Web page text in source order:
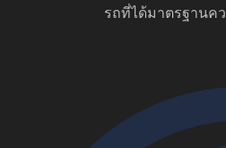
รถที่ได้มาตรฐานค